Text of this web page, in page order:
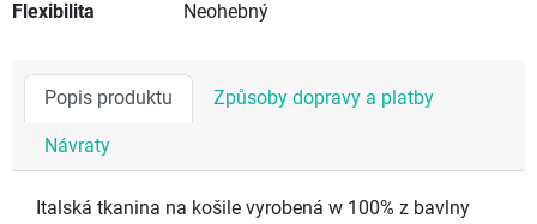
Flexibilita Neohebný
Popis produktu Způsoby dopravy a platby
Návraty
Italská tkanina na košile vyrobená w 100% z bavlny